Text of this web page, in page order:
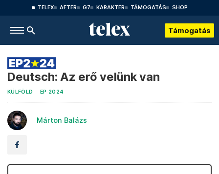
TELEX AFTER G7 KARAKTER TÁMOGATÁS SHOP
Támogatás
Deutsch: Az erő velünk van
KÜLFÖLD EP 2024
Márton Balázs